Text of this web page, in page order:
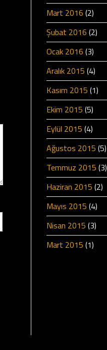
Mart 2016 (2)
Şubat 2016 (2)
Ocak 2016 (3)
Aralık 2015 (4)
Kasım 2015 (1)
Ekim 2015 (5)
Eylül 2015 (4)
Ağustos 2015 (5)
Temmuz 2015 (3)
Haziran 2015 (2)
Mayıs 2015 (4)
Nisan 2015 (3)
Mart 2015 (1)